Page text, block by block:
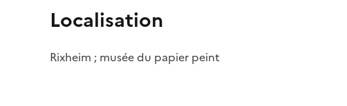
Localisation
Rixheim ; musée du papier peint